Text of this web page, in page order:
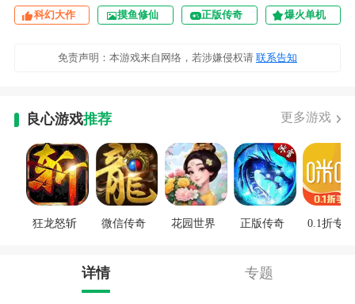
科幻大作 摸鱼修仙 正版传奇 爆火单机
免责声明：本游戏来自网络，若涉嫌侵权请 联系告知
良心游戏推荐 更多游戏
狂龙怒斩 微信传奇 花园世界 正版传奇 0.1折专区
详情 专题